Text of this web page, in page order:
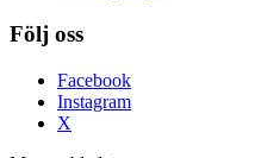
Följ oss
Facebook
Instagram
X